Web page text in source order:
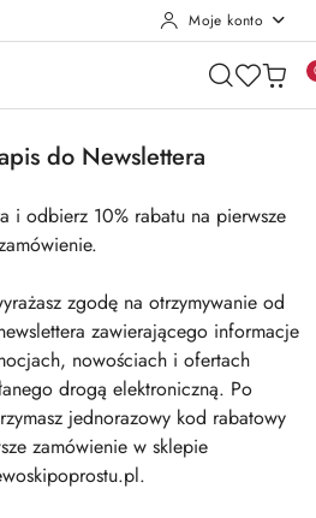
Moje konto
do Newslettera
i odbierz 10% rabatu na pierwsze
zgodę na otrzymywanie od
zawierającego informacje
nowościach i ofertach
drogą elektroniczną. Po
jednorazowy kod rabatowy
zamówienie w sklepie